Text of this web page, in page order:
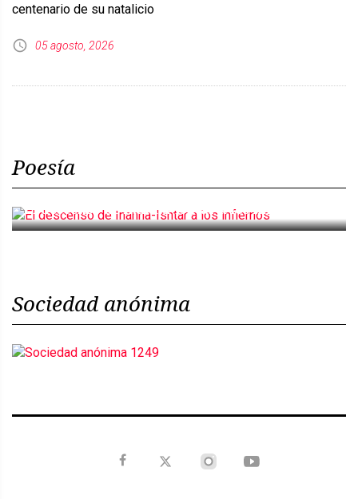
centenario de su natalicio
05 agosto, 2026
Poesía
El descenso de Inanna-Ishtar a los infiernos
Sociedad anónima